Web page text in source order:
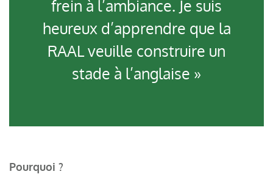
frein à l’ambiance. Je suis
heureux d’apprendre que la
RAAL veuille construire un
stade à l’anglaise »
Pourquoi ?